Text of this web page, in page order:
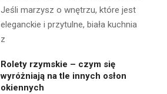
Jeśli marzysz o wnętrzu, które jest
eleganckie i przytulne, biała kuchnia
z
Rolety rzymskie – czym się
wyróżniają na tle innych osłon
okiennych